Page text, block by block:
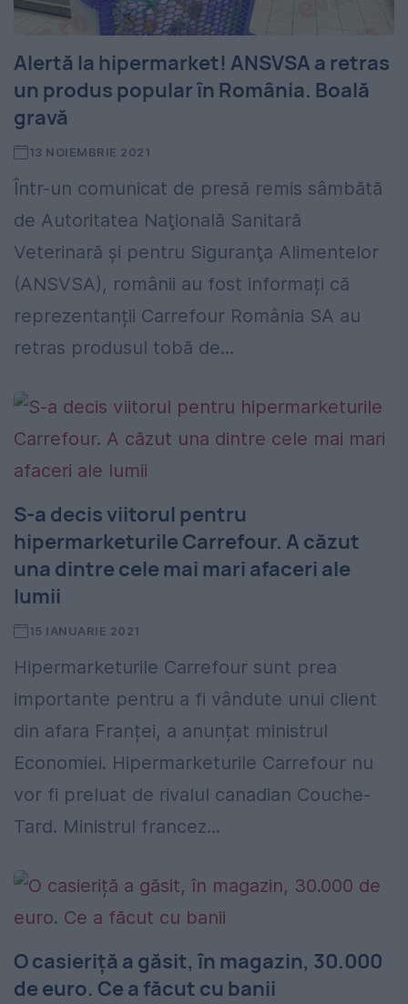
Alertă la hipermarket! ANSVSA a retras
un produs popular în România. Boală
gravă
13 NOIEMBRIE 2021
Într-un comunicat de presă remis sâmbătă
de Autoritatea Naţională Sanitară
Veterinară şi pentru Siguranţa Alimentelor
(ANSVSA), românii au fost informați că
reprezentanții Carrefour România SA au
retras produsul tobă de...
S-a decis viitorul pentru
hipermarketurile Carrefour. A căzut
una dintre cele mai mari afaceri ale
lumii
15 IANUARIE 2021
Hipermarketurile Carrefour sunt prea
importante pentru a fi vândute unui client
din afara Franței, a anunțat ministrul
Economiei. Hipermarketurile Carrefour nu
vor fi preluat de rivalul canadian Couche-
Tard. Ministrul francez...
O casieriță a găsit, în magazin, 30.000
de euro. Ce a făcut cu banii